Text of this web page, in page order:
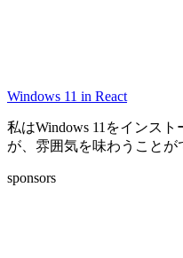
Windows 11 in React
私はWindows 11をインス
が、雰囲気を味わうことが
sponsors